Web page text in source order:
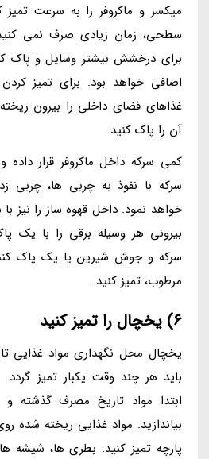
میکسر و ماکروفر را به سرعت تمیز
سطحی، زمان زیادی صرف نمی
برای درخشش بیشتر وسایل و پاک
اضافی خواهد بود. برای تمیز
غذاهای فضای داخلی را بیرون
آن را پاک کنید.
کمی سرکه داخل ماکروفر قرار داده
سرکه با نفوذ به چربی ها، چربی
خواهد نمود. داخل قهوه ساز را نیز
بیرونی هر وسیله برقی را با یک
سرکه و جوش شیرین یا یک پاک
مرطوب، تمیز کنید.
6) یخچال را تمیز کنید
یخچال محل نگهداری مواد غذایی
باید هر چند وقت یکبار تمیز
ابتدا مواد تاریخ مصرف گذشته
بیاندازید. مواد غذایی ریخته شده
پارچه تمیز کنید. بطری ها، شیشه